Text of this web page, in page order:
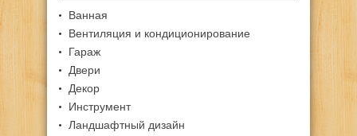
Ванная
Вентиляция и кондиционирование
Гараж
Двери
Декор
Инструмент
Ландшафтный дизайн